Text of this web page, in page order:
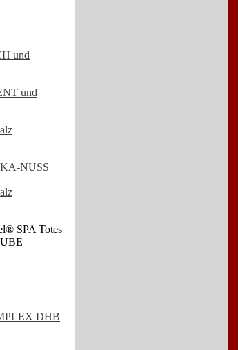
und
und
NUSS
SPA Totes
DHB